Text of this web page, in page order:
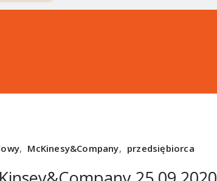
, McKinesy&Company, przedsiębiorca